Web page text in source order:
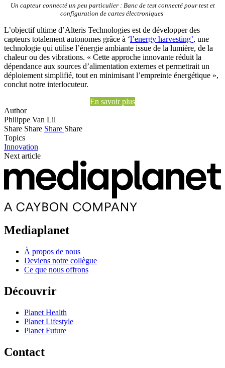
Un capteur connecté un peu particulier : Banc de test connecté pour test et
configuration de cartes électroniques
L’objectif ultime d’Alteris Technologies est de développer des
capteurs totalement autonomes grâce à ‘l’energy harvesting’, une
technologie qui utilise l’énergie ambiante issue de la lumière, de la
chaleur ou des vibrations. « Cette approche innovante réduit la
dépendance aux sources d’alimentation externes et permettrait un
déploiement simplifié, tout en minimisant l’empreinte énergétique »,
conclut notre interlocuteur.
En savoir plus
Author
Philippe Van Lil
Share Share Share Share
Topics
Innovation
Next article
Mediaplanet
À propos de nous
Deviens notre collègue
Ce que nous offrons
Découvrir
Planet Health
Planet Lifestyle
Planet Future
Contact